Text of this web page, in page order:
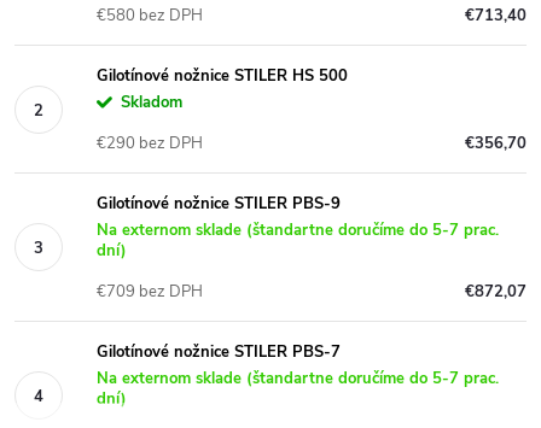
€713,40
€580 bez DPH
Gilotínové nožnice STILER HS 500
Skladom
€356,70
€290 bez DPH
Gilotínové nožnice STILER PBS-9
Na externom sklade (štandartne doručíme do 5-7 prac.
dní)
€872,07
€709 bez DPH
Gilotínové nožnice STILER PBS-7
Na externom sklade (štandartne doručíme do 5-7 prac.
dní)